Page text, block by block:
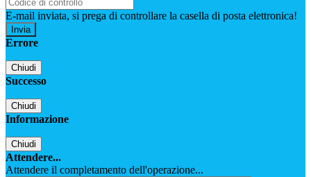
E-mail inviata, si prega di controllare la casella di posta elettronica!
Errore
Chiudi
Successo
Chiudi
Informazione
Chiudi
Attendere...
Attendere il completamento dell'operazione...